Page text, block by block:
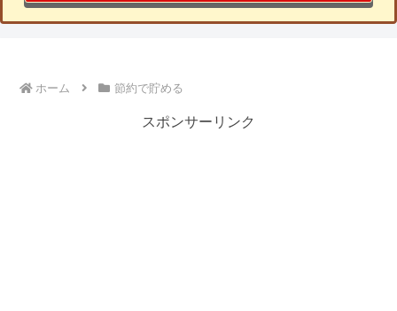
ホーム 節約で貯める
スポンサーリンク